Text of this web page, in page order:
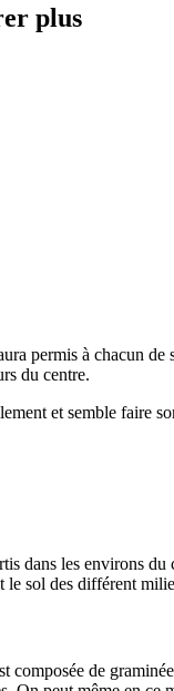
plus
permis à chacun
du centre.
et semble faire
dans les environs
le sol des différent
de